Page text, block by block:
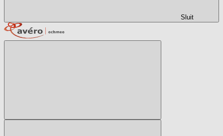
Sluit